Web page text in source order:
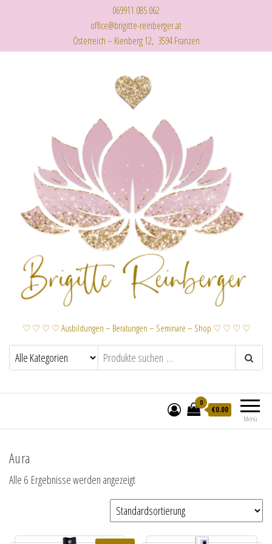
069911 085 062
office@brigitte-reinberger.at
Österreich – Kienberg 12, 3594 Franzen
♡ ♡ ♡ ♡ Ausbildungen – Beratungen – Seminare – Shop ♡ ♡ ♡ ♡
Menü
0
€0.00
Aura
Alle 6 Ergebnisse werden angezeigt